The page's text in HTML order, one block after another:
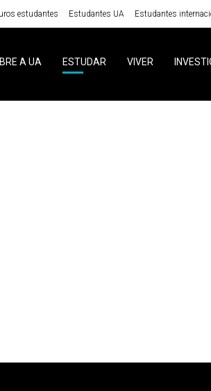
estudantes Estudantes UA Estudantes
A UA ESTUDAR VIVER